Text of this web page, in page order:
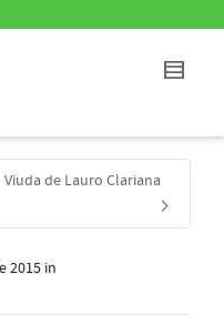
Viuda de Lauro Clariana
2015 in